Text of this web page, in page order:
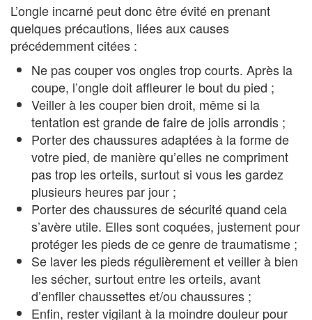
L’ongle incarné peut donc être évité en prenant
quelques précautions, liées aux causes
précédemment citées :
Ne pas couper vos ongles trop courts. Après la
coupe, l’ongle doit affleurer le bout du pied ;
Veiller à les couper bien droit, même si la
tentation est grande de faire de jolis arrondis ;
Porter des chaussures adaptées à la forme de
votre pied, de manière qu’elles ne compriment
pas trop les orteils, surtout si vous les gardez
plusieurs heures par jour ;
Porter des chaussures de sécurité quand cela
s’avère utile. Elles sont coquées, justement pour
protéger les pieds de ce genre de traumatisme ;
Se laver les pieds régulièrement et veiller à bien
les sécher, surtout entre les orteils, avant
d’enfiler chaussettes et/ou chaussures ;
Enfin, rester vigilant à la moindre douleur pour